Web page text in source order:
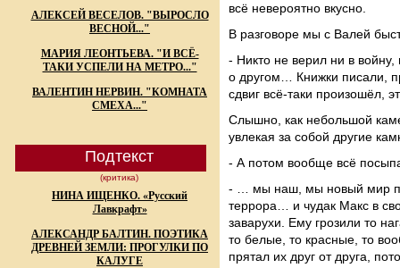
АЛЕКСЕЙ ВЕСЕЛОВ. "ВЫРОСЛО
ВЕСНОЙ..."
МАРИЯ ЛЕОНТЬЕВА. "И ВСЁ-
ТАКИ УСПЕЛИ НА МЕТРО..."
ВАЛЕНТИН НЕРВИН. "КОМНАТА
СМЕХА..."
Подтекст
(критика)
НИНА ИЩЕНКО. «Русский
Лавкрафт»
АЛЕКСАНДР БАЛТИН. ПОЭТИКА
ДРЕВНЕЙ ЗЕМЛИ: ПРОГУЛКИ ПО
КАЛУГЕ
всё невероятно вкусно.
В разговоре мы с Валей
- Никто не верил ни в
о другом… Книжки писали,
сдвиг всё-таки произошёл,
Слышно, как небольшой
увлекая за собой другие
- А потом вообще всё
- … мы наш, мы новый мир
террора… и чудак Макс в
заварухи. Ему грозили то
то белые, то красные, то
прятал их друг от друга,